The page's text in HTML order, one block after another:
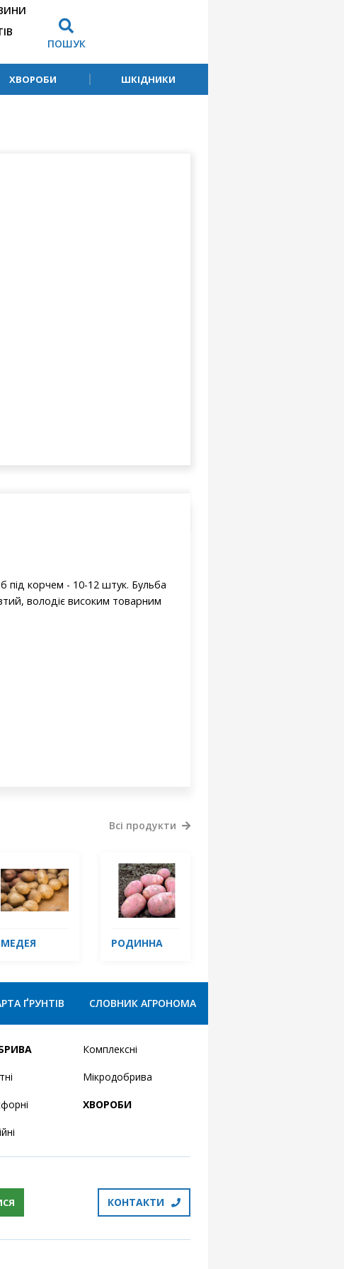
ПОШУК
ХВОРОБИ ШКІДНИКИ
під корчем - 10-12 штук. Бульба
володіє високим товарним
МЕДЕЯ РОДИННА
Всі продукти
ҐРУНТІВ СЛОВНИК АГРОНОМА
Комплексні
Мікродобрива
ХВОРОБИ
КОНТАКТИ